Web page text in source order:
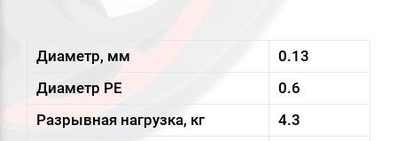
Диаметр, мм
0.13
Диаметр PE
0.6
Разрывная нагрузка, кг
4.3